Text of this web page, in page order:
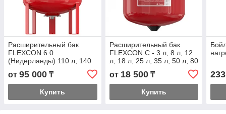
Расширительный бак
FLEXCON 6.0
(Нидерланды) 110 л, 140
л, 200 л, 300 л, 425 л, 600
л, 800 л, 1000 л,
от 95 000 ₸
Купить
Расширительный бак
FLEXCON C - 3 л, 8 л, 12
л, 18 л, 25 л, 35 л, 50 л, 80
от 18 500₸
Купить